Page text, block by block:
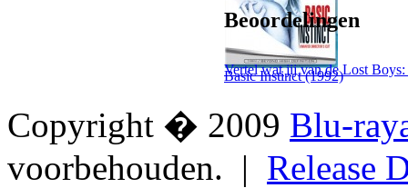
Basic Instinct (1992)
Beoordelingen
Vertel wat jij van de Lost
Copyright � 2009 Blu-
voorbehouden. | Release